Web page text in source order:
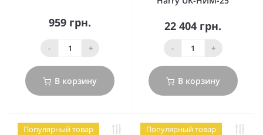
959 грн.
- +
В корзину
22 404 грн.
- +
В корзину
Популярный товар Популярный товар